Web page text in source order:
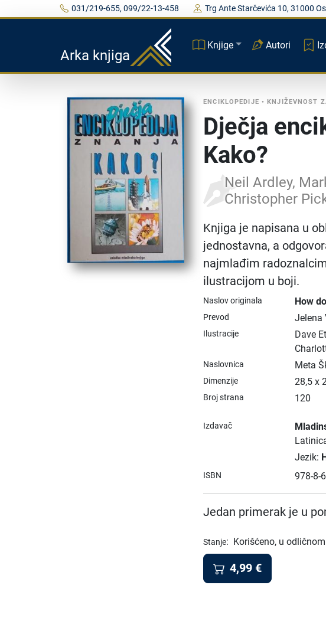
031/219-655, 099/22-13-458 Trg Ante Starčevića 10, 31000
Arka knjiga
Knjige Autori
ENCIKLOPEDIJE •KNJIŽEVNOST
Dječja
Kako?
Neil Ardley,
Christopher
Knjiga je napisana u
jednostavna, a
najmlađim
ilustracijom u boji.
Naslov originala How
Prevod Jelena
Ilustracije
Dave
Naslovnica Meta
Dimenzije 28,5 x
Broj strana 120
Izdavač
Jezik:
ISBN 978-8-
Jedan primerak je u
Stanje: Korišćeno, u
4,99 €